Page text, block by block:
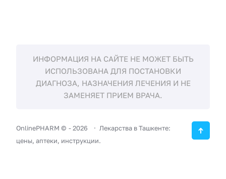
ИНФОРМАЦИЯ НА САЙТЕ НЕ МОЖЕТ БЫТЬ
ИСПОЛЬЗОВАНА ДЛЯ ПОСТАНОВКИ
ДИАГНОЗА, НАЗНАЧЕНИЯ ЛЕЧЕНИЯ И НЕ
ЗАМЕНЯЕТ ПРИЕМ ВРАЧА.
OnlinePHARM © -2026
Лекарства в Ташкенте:
цены, аптеки, инструкции.